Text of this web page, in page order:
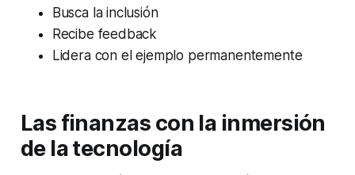
Busca la inclusión
Recibe feedback
Lidera con el ejemplo permanentemente
Las finanzas con la inmersión
de la tecnología